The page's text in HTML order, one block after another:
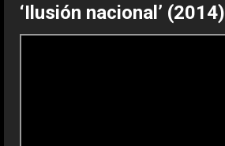
‘Ilusión nacional’ (2014)